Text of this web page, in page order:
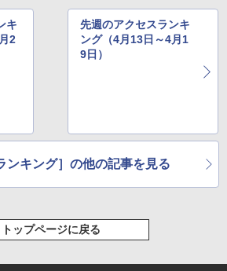
キ
2
先週のアクセスランキ
ング（4月13日～4月1
9日）
ンキング］の他の記事を見る
トップページに戻る